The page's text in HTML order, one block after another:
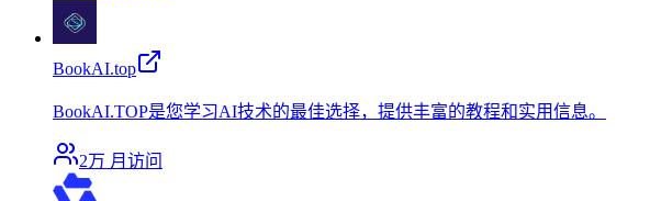
BookAI.top
BookAI.TOP是您学习AI技术的最佳选择，提供丰富的教程和实用信息。
2万 月访问